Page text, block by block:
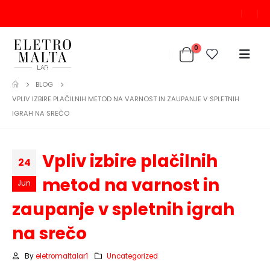
0
BLOG
VPLIV IZBIRE PLAČILNIH METOD NA VARNOST IN ZAUPANJE V SPLETNIH
IGRAH NA SREČO
24
Jun
Vpliv izbire plačilnih
metod na varnost in
zaupanje v spletnih igrah
na srečo
By eletromaltalar1 Uncategorized